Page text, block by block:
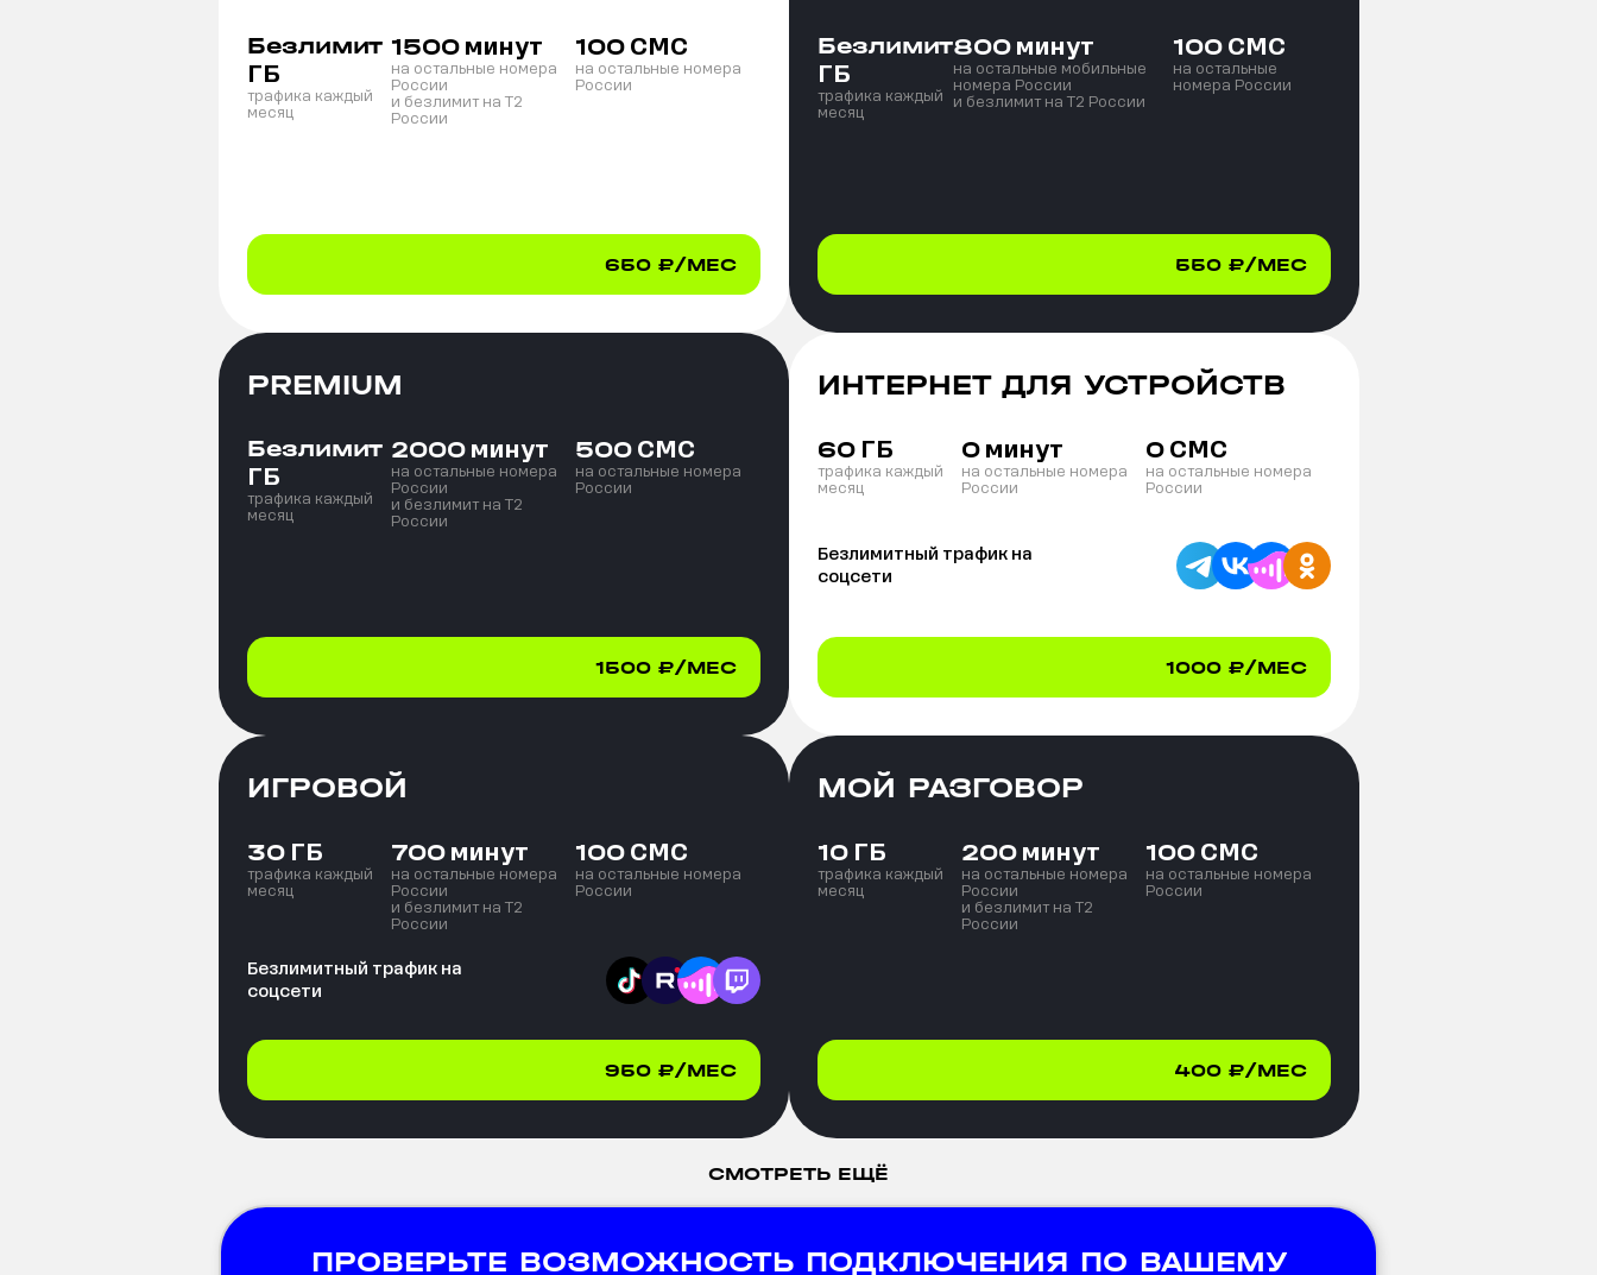
Безлимит
ГБ
трафика каждый
месяц
1500 минут
на остальные номера
России
и безлимит на T2
России
100 СМС
на остальные номера
России
650 ₽/МЕС
Безлимит
ГБ
трафика каждый
месяц
800 минут
на остальные мобильные
номера России
и безлимит на T2 России
100 СМС
на остальные
номера России
550 ₽/МЕС
PREMIUM
Безлимит
ГБ
трафика каждый
месяц
2000 минут
на остальные номера
России
и безлимит на T2
России
500 СМС
на остальные номера
России
1500 ₽/МЕС
ИНТЕРНЕТ ДЛЯ УСТРОЙСТВ
60 ГБ
трафика каждый
месяц
0 минут
на остальные номера
России
0 СМС
на остальные номера
России
Безлимитный трафик на
соцсети
1000 ₽/МЕС
ИГРОВОЙ
30 ГБ
трафика каждый
месяц
700 минут
на остальные номера
России
и безлимит на T2
России
100 СМС
на остальные номера
России
Безлимитный трафик на
соцсети
950 ₽/МЕС
МОЙ РАЗГОВОР
10 ГБ
трафика каждый
месяц
200 минут
на остальные номера
России
и безлимит на T2
России
100 СМС
на остальные номера
России
400 ₽/МЕС
СМОТРЕТЬ ЕЩЁ
ПРОВЕРЬТЕ ВОЗМОЖНОСТЬ ПОДКЛЮЧЕНИЯ ПО ВАШЕМУ